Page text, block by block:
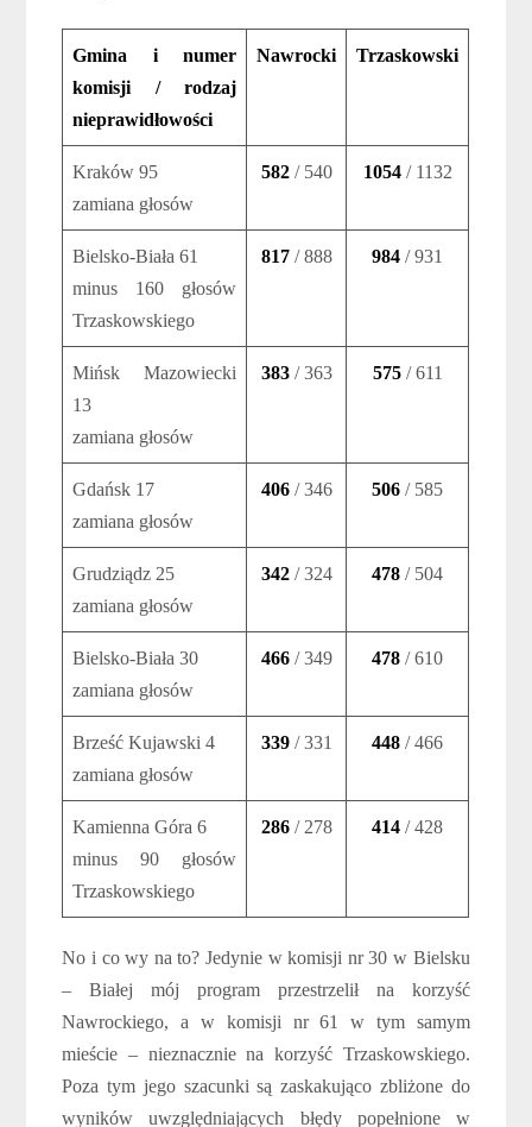
Gmina i numer
komisji / rodzaj
nieprawidłowości
Nawrocki Trzaskowski
Kraków 95
zamiana głosów
582/ 540 1054/ 1132
Bielsko-Biała 61
minus 160 głosów
Trzaskowskiego
817/ 888 984 / 931
Mińsk Mazowiecki
13
zamiana głosów
383/ 363 575/ 611
Gdańsk 17
zamiana głosów
406/ 346 506 / 585
Grudziądz 25
zamiana głosów
342/ 324 478 / 504
Bielsko-Biała 30
zamiana głosów
466/ 349 478 / 610
Brześć Kujawski 4
zamiana głosów
339/ 331 448 / 466
Kamienna Góra 6
minus 90 głosów
Trzaskowskiego
286/ 278 414 / 428
No i co wy na to? Jedynie w komisji nr 30 w Bielsku
– Białej mój program przestrzelił na korzyść
Nawrockiego, a w komisji nr 61 w tym samym
mieście – nieznacznie na korzyść Trzaskowskiego.
Poza tym jego szacunki są zaskakująco zbliżone do
wyników uwzględniających błędy popełnione w